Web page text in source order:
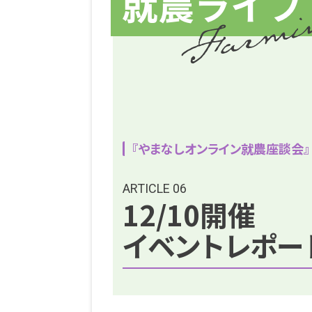
『やまなしオンライン就農座談会』
ARTICLE 06
12/10開催
イベントレポー